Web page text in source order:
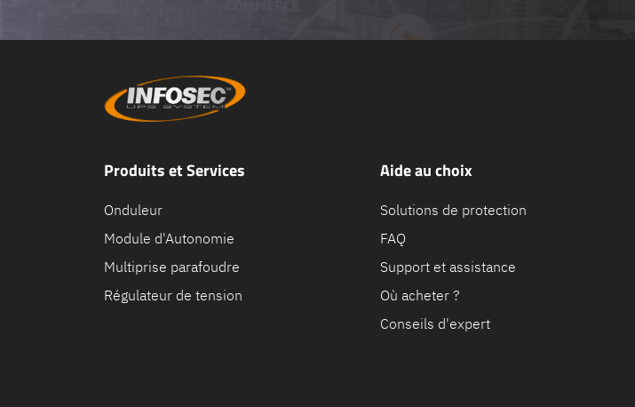
Produits et Services
Onduleur
Module d'Autonomie
Multiprise parafoudre
Régulateur de tension
Aide au choix
Solutions de protection
FAQ
Support et assistance
Où acheter ?
Conseils d'expert